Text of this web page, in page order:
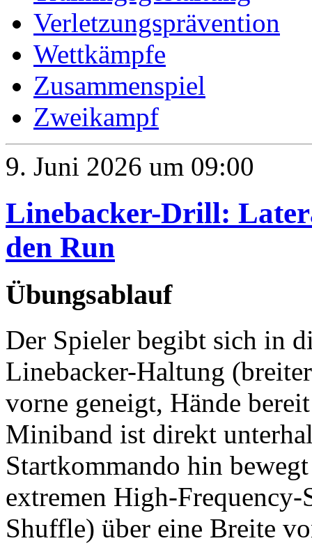
Verletzungsprävention
Wettkämpfe
Zusammenspiel
Zweikampf
9. Juni 2026 um 09:00
Linebacker-Drill:
den Run
Übungsablauf
Der Spieler begibt sich in
Linebacker-Haltung
vorne geneigt, Hände
Miniband ist direkt
Startkommando hin
extremen High-
Shuffle) über eine Breite